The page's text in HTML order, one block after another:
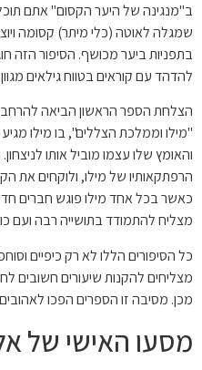
ב"מנגינה של היער הקסום" אתם
שמגלה לאוטה (כלי מיתר) קסומה
בתפניות ביער מכושף. הסיפור הזה
להדהד עם קוראים בטווח גילאים מגוון.
הצלחת הספר הראשון הביאה
"מילו וממלכת הצללים", בו מילו
והאומץ שלו עצמו מוביל אותו
הרפתקאותיו של מילו, ולוקחים את
כאשר בכל אחד מילו פוגש חברים
מצליח להתמודד בתושייה רבה ועם
כל הסיפורים הללו לא רק כיפיים
מצליחים להקנות שיעורים חשובים
מכן. מסיבה זו הספרים הפכו
מסעו האישי של